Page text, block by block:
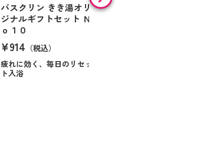
バスクリン きき湯オリ
ジナルギフトセット Ｎ
ｏ１０
¥914 （税込）
疲れに効く、毎日のリセッ
ト入浴
バスツーリスト バスソ